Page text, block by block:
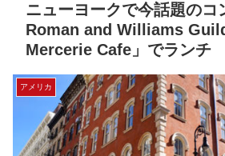
ニューヨークで今話題のコ
Roman and Williams
Mercerie Cafe」でランチ
アメリカ